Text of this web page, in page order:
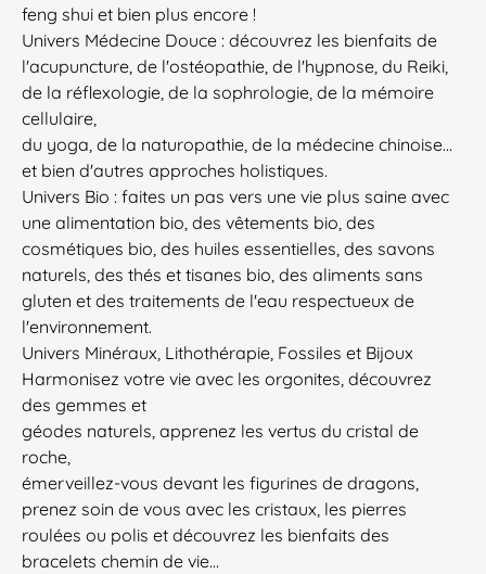
feng shui et bien plus encore !
Univers Médecine Douce : découvrez les bienfaits de
l'acupuncture, de l'ostéopathie, de l'hypnose, du Reiki,
de la réflexologie, de la sophrologie, de la mémoire
cellulaire,
du yoga, de la naturopathie, de la médecine chinoise...
et bien d'autres approches holistiques.
Univers Bio : faites un pas vers une vie plus saine avec
une alimentation bio, des vêtements bio, des
cosmétiques bio, des huiles essentielles, des savons
naturels, des thés et tisanes bio, des aliments sans
gluten et des traitements de l'eau respectueux de
l'environnement.
Univers Minéraux, Lithothérapie, Fossiles et Bijoux
Harmonisez votre vie avec les orgonites, découvrez
des gemmes et
géodes naturels, apprenez les vertus du cristal de
roche,
émerveillez-vous devant les figurines de dragons,
prenez soin de vous avec les cristaux, les pierres
roulées ou polis et découvrez les bienfaits des
bracelets chemin de vie...